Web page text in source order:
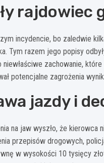
rajdowiec
incydencie, bo zaledwie
Tym razem jego popisy
niewłaściwe zachowanie,
potencjalne zagrożenia
jazdy i
na jaw wyszło, że kierowca
przepisów drogowych,
w wysokości 10 tysięcy